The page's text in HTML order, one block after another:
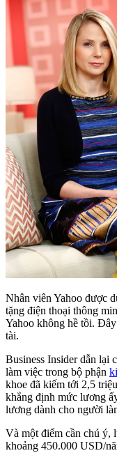
Nhân viên Yahoo được
tặng điện thoại thông
Yahoo không hề tồi.
tài.
Business Insider dẫn lại
làm việc trong bộ phận
khoe đã kiếm tới 2,5
khẳng định mức lương
lương dành cho người
Và một điểm cần chú ý,
khoảng 450.000 USD/